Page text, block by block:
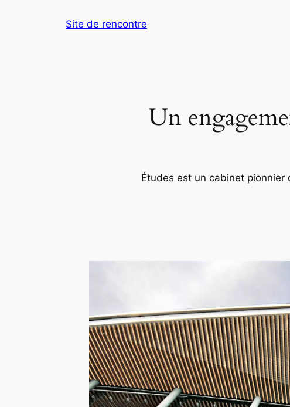
Site de rencontre
Un
Études est un cabinet